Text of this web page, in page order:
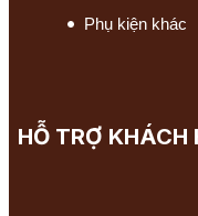
Phụ kiện khác
HỖ TRỢ KHÁCH